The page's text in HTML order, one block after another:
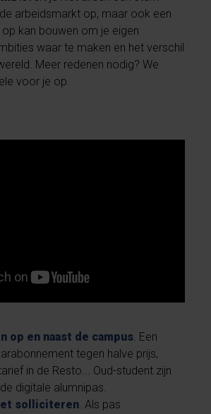
arbeidsmarkt op, maar ook een
kan bouwen om je eigen
waar te maken en het verschil
Meer redenen nodig? We
voor je op.
op en naast de campus. Een
tegen halve prijs,
in de Resto... Oud-student zijn
digitale alumnipas.
solliciteren. Als pas